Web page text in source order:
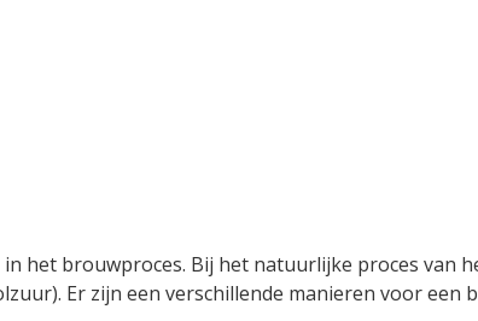
het brouwproces. Bij het natuurlijke proces van
Er zijn een verschillende manieren voor een